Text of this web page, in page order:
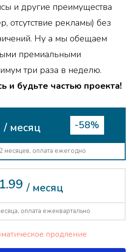
и другие преимущества
отсутствие рекламы) без
Ну а мы обещаем
премиальными
три раза в неделю.
и будьте частью проекта!
/ месяц -58%
месяцев, оплата ежегодно
/ месяц
оплата ежеквартально
продление